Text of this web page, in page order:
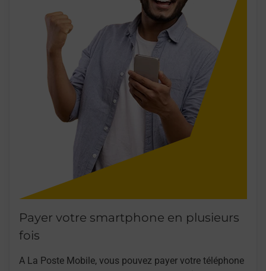
Payer votre smartphone en plusieurs
fois
A La Poste Mobile, vous pouvez payer votre téléphone